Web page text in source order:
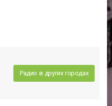
Радио в других городах